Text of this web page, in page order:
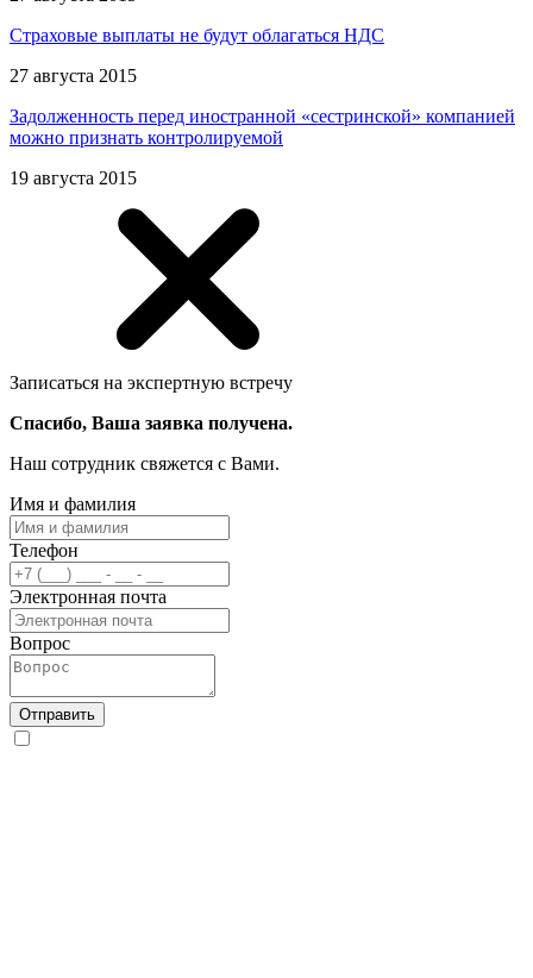
Страховые выплаты не будут облагаться НДС
27 августа 2015
Задолженность перед иностранной «сестринской» компанией
можно признать контролируемой
19 августа 2015
Записаться на экспертную встречу
Спасибо, Ваша заявка получена.
Наш сотрудник свяжется с Вами.
Имя и фамилия
Телефон
Электронная почта
Вопрос
Отправить